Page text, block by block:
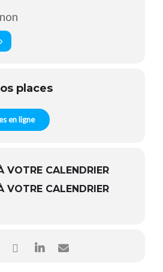
places
en ligne
VOTRE CALENDRIER
VOTRE CALENDRIER